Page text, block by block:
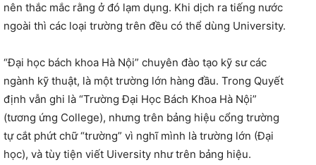
nên thắc mắc rằng ở đó lạm dụng. Khi dịch ra tiếng nước
ngoài thì các loại trường trên đều có thể dùng University.
“Đại học bách khoa Hà Nội” chuyên đào tạo kỹ sư các
ngành kỹ thuật, là một trường lớn hàng đầu. Trong Quyết
định vẫn ghi là “Trường Đại Học Bách Khoa Hà Nội”
(tương ứng College), nhưng trên bảng hiệu cổng trường
tự cắt phứt chữ “trường” vì nghĩ mình là trường lớn (Đại
học), và tùy tiện viết Uiversity như trên bảng hiệu.